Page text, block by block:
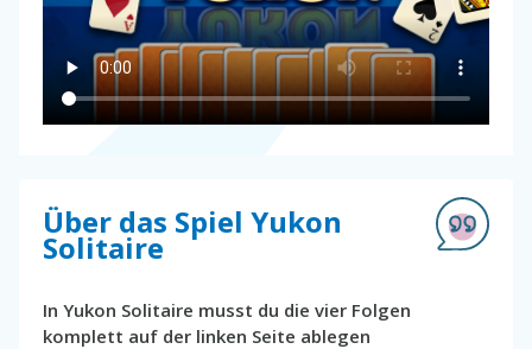
Über das Spiel Yukon
Solitaire
In Yukon Solitaire musst du die vier Folgen
komplett auf der linken Seite ablegen